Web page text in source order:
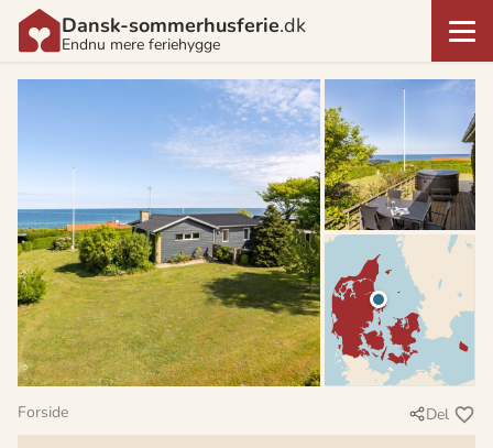
Dansk-sommerhusferie.dk
Endnu mere feriehygge
Forside Del